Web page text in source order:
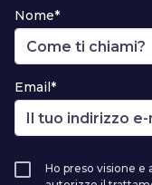
Nome*
Email*
Ho preso visione e